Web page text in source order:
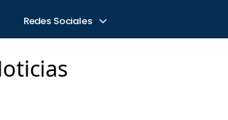
Redes Sociales